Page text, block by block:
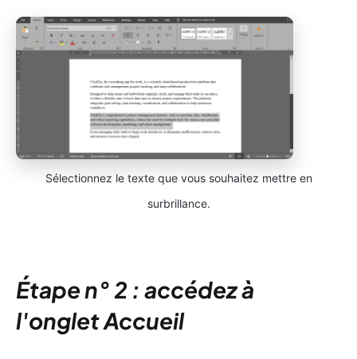
Sélectionnez le texte que vous souhaitez mettre en
surbrillance.
Étape n° 2 : accédez à
l'onglet Accueil